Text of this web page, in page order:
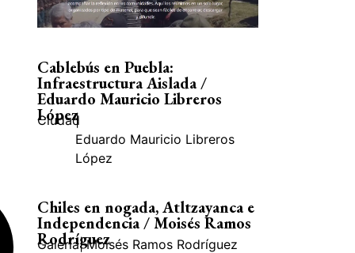
Cablebús en Puebla:
Infraestructura Aislada /
Eduardo Mauricio Libreros
López
Ciudad
|
Eduardo Mauricio Libreros
López
Chiles en nogada, Atltzayanca e
Independencia / Moisés Ramos
Rodríguez
Galería| Moisés Ramos Rodríguez